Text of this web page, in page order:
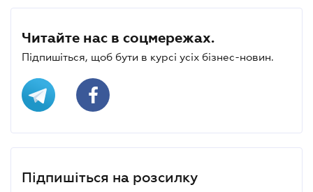
Читайте нас в соцмережах.
Підпишіться, щоб бути в курсі усіх бізнес-новин.
Підпишіться на розсилку